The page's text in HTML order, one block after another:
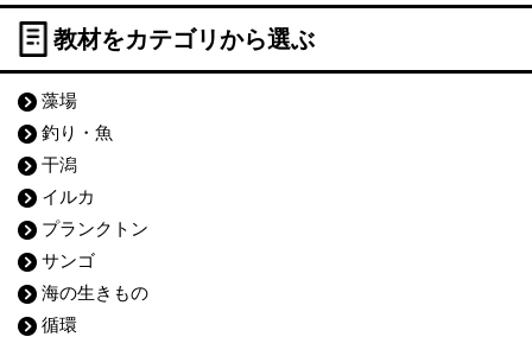
教材をカテゴリから選ぶ
藻場
釣り・魚
干潟
イルカ
プランクトン
サンゴ
海の生きもの
循環